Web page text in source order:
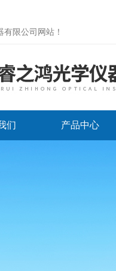
有限公司网站 ！
们 产品中心